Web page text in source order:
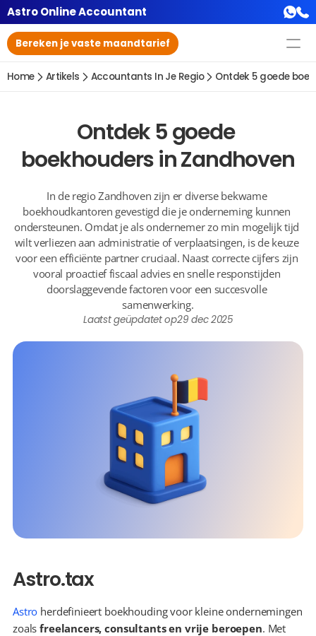
Astro Online Accountant
Bereken je vaste maandtarief
Home Artikels Accountants In Je Regio Ontdek 5 goede
Ontdek 5 goede
boekhouders in Zandhoven
In de regio Zandhoven zijn er diverse bekwame
boekhoudkantoren gevestigd die je onderneming kunnen
ondersteunen. Omdat je als ondernemer zo min mogelijk tijd
wilt verliezen aan administratie of verplaatsingen, is de keuze
voor een efficiënte partner cruciaal. Naast correcte cijfers zijn
vooral proactief fiscaal advies en snelle responstijden
doorslaggevende factoren voor een succesvolle
samenwerking.
Laatst geüpdatet op29 dec 2025
Astro.tax
Astro herdefinieert boekhouding voor kleine ondernemingen
zoals freelancers, consultants en vrije beroepen. Met